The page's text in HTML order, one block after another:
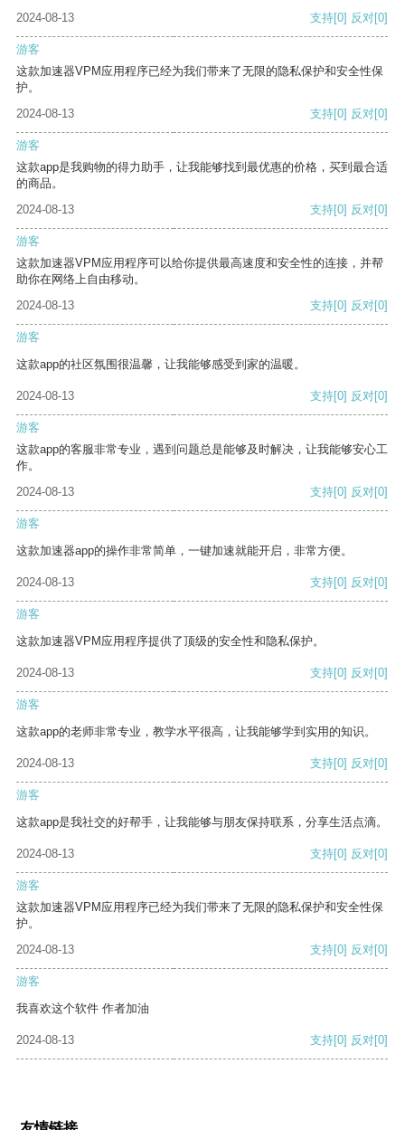
2024-08-13
支持[0] 反对[0]
游客
这款加速器VPM应用程序已经为我们带来了无限的隐私保护和安全性保
护。
2024-08-13
支持[0] 反对[0]
游客
这款app是我购物的得力助手，让我能够找到最优惠的价格，买到最合适
的商品。
2024-08-13
支持[0] 反对[0]
游客
这款加速器VPM应用程序可以给你提供最高速度和安全性的连接，并帮
助你在网络上自由移动。
2024-08-13
支持[0] 反对[0]
游客
这款app的社区氛围很温馨，让我能够感受到家的温暖。
2024-08-13 支持[0] 反对[0]
游客
这款app的客服非常专业，遇到问题总是能够及时解决，让我能够安心工
作。
2024-08-13
支持[0] 反对[0]
游客
这款加速器app的操作非常简单，一键加速就能开启，非常方便。
2024-08-13 支持[0] 反对[0]
游客
这款加速器VPM应用程序提供了顶级的安全性和隐私保护。
2024-08-13 支持[0] 反对[0]
游客
这款app的老师非常专业，教学水平很高，让我能够学到实用的知识。
2024-08-13 支持[0] 反对[0]
游客
这款app是我社交的好帮手，让我能够与朋友保持联系，分享生活点滴。
2024-08-13 支持[0] 反对[0]
游客
这款加速器VPM应用程序已经为我们带来了无限的隐私保护和安全性保
护。
2024-08-13
支持[0] 反对[0]
游客
我喜欢这个软件 作者加油
2024-08-13 支持[0] 反对[0]